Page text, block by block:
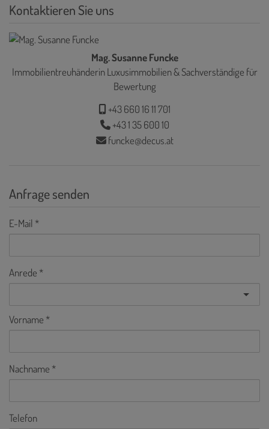
Kontaktieren Sie uns
Mag. Susanne Funcke
Immobilientreuhänderin Luxusimmobilien & Sachverständige für
Bewertung
+43 660 16 11 701
+43 1 35 600 10
funcke@decus.at
Anfrage senden
E-Mail
Anrede
Vorname
Nachname
Telefon